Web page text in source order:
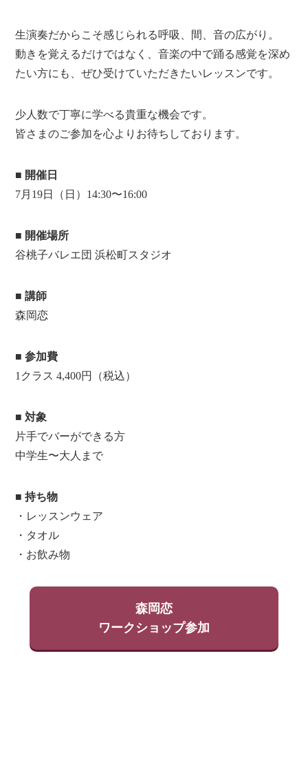
生演奏だからこそ感じられる呼吸、間、音の広がり。
動きを覚えるだけではなく、音楽の中で踊る感覚を深め
たい方にも、ぜひ受けていただきたいレッスンです。
少人数で丁寧に学べる貴重な機会です。
皆さまのご参加を心よりお待ちしております。
■ 開催日
7月19日（日）14:30〜16:00
■ 開催場所
谷桃子バレエ団 浜松町スタジオ
■ 講師
森岡恋
■ 参加費
1クラス 4,400円（税込）
■ 対象
片手でバーができる方
中学生〜大人まで
■ 持ち物
・レッスンウェア
・タオル
・お飲み物
森岡恋
ワークショップ参加